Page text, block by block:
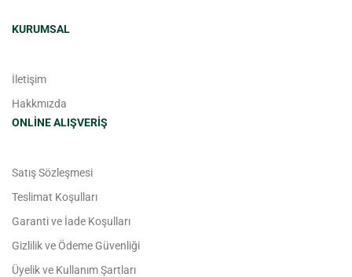
KURUMSAL
İletişim
Hakkmızda
ONLINE ALIŞVERIŞ
Satış Sözleşmesi
Teslimat Koşulları
Garanti ve İade Koşulları
Gizlilik ve Ödeme Güvenliği
Üyelik ve Kullanım Şartları